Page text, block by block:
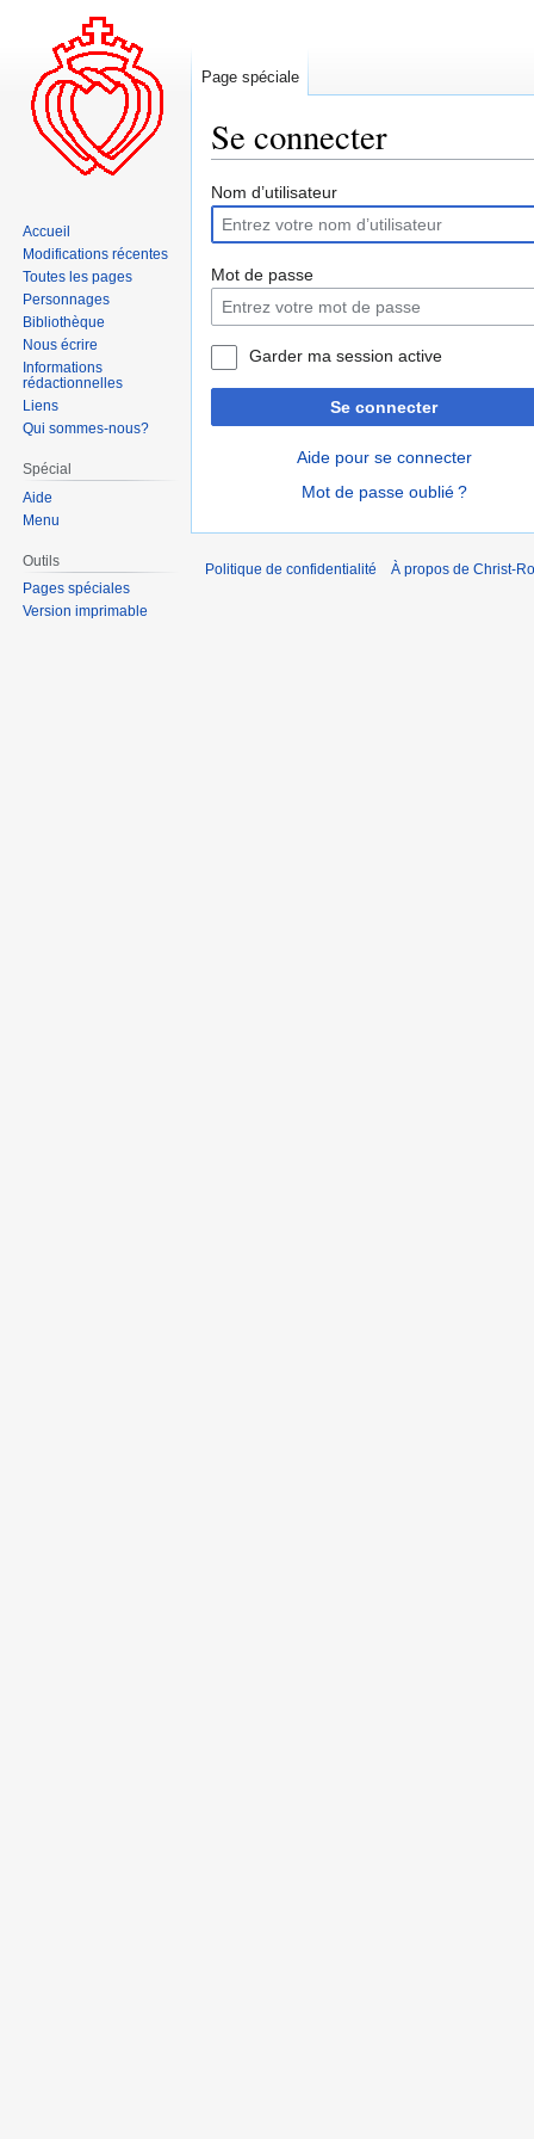
Se connecter
Aller
la
navigation
Aller
la
recherche
Nom d’utilisateur
Mot de passe
Garder ma session active
Se connecter
Aide pour se connecter
Mot de passe oublié ?
Page spéciale
Accueil
Modifications récentes
Toutes les pages
Personnages
Bibliothèque
Nous écrire
Informations
rédactionnelles
Liens
Qui sommes-nous?
Spécial
Aide
Menu
Outils
Pages spéciales
Version imprimable
Politique de confidentialité À propos de Christ-